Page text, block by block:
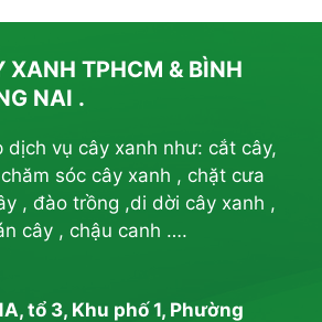
XANH TPHCM & BÌNH
NAI .
dịch vụ cây xanh như: cắt cây,
sóc cây xanh , chặt cưa
, đào trồng ,di dời cây xanh ,
cây , chậu canh ….
tổ 3, Khu phố 1, Phường